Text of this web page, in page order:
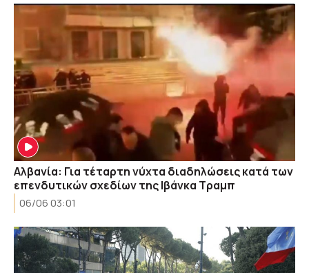
Aλβανία: Για τέταρτη νύχτα διαδηλώσεις κατά των
επενδυτικών σχεδίων της Ιβάνκα Τραμπ
06/06 03:01